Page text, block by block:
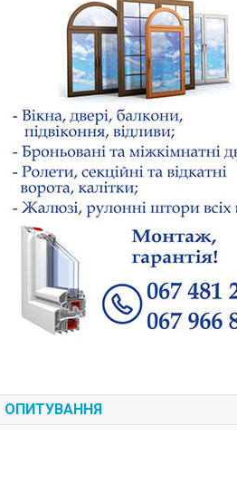
ОПИТУВАННЯ